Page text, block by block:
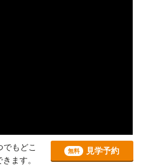
でもどこ
ます。
無料 見学予約